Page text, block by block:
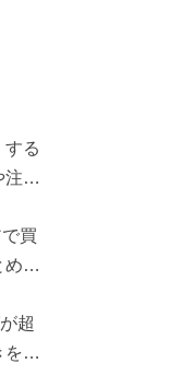
する
注意
買
め。
超
を一